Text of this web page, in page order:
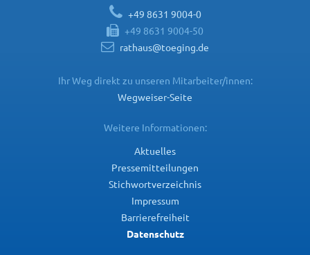
+49 8631 9004-0
+49 8631 9004-50
rathaus@toeging.de
Ihr Weg direkt zu unseren Mitarbeiter/innen:
Wegweiser-Seite
Weitere Informationen:
Aktuelles
Pressemitteilungen
Stichwortverzeichnis
Impressum
Barrierefreiheit
Datenschutz